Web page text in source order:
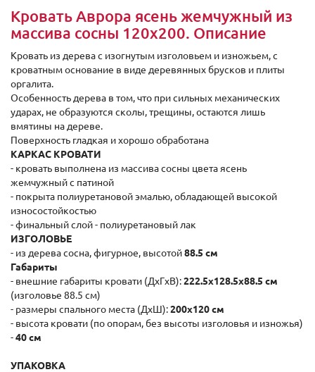
Кровать Аврора ясень жемчужный из
массива сосны 120x200. Описание
Кровать из дерева с изогнутым изголовьем и изножьем, с
кроватным основание в виде деревянных брусков и плиты
оргалита.
Особенность дерева в том, что при сильных механических
ударах, не образуются сколы, трещины, остаются лишь
вмятины на дереве.
Поверхность гладкая и хорошо обработана
КАРКАС КРОВАТИ
- кровать выполнена из массива сосны цвета ясень
жемчужный с патиной
- покрыта полиуретановой эмалью, обладающей высокой
износостойкостью
- финальный слой - полиуретановый лак
ИЗГОЛОВЬЕ
- из дерева сосна, фигурное, высотой88.5 см
Габариты
- внешние габариты кровати (ДхГxВ):222.5x128.5x88.5 cм
(изголовье 88.5 см)
- размеры спального места (ДхШ):200x120 см
- высота кровати (по опорам, без высоты изголовья и изножья)
-40 см
УПАКОВКА